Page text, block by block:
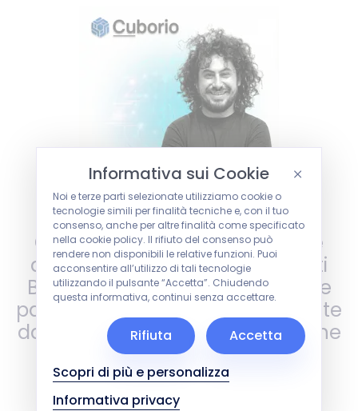
Cuborio gestisce nativamente
abbonamenti e ordini ricorrenti
B2B: i clienti possono autorizzare
pagamenti periodici direttamente
dalla propria banca, con notifiche
automatiche e riconciliazione
contabile integrata.
Informativa sui Cookie
Noi e terze parti selezionate utilizziamo cookie o
tecnologie simili per finalità tecniche e, con il tuo
consenso, anche per altre finalità come specificato
nella cookie policy. Il rifiuto del consenso può
rendere non disponibili le relative funzioni. Puoi
acconsentire all’utilizzo di tali tecnologie
utilizzando il pulsante “Accetta”. Chiudendo
questa informativa, continui senza accettare.
Scopri di più e personalizza
Informativa privacy
Rifiuta Accetta